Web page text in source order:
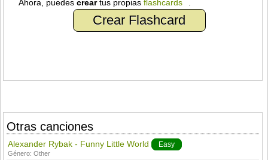
Ahora, puedescreartus propiasflashcards
Crear Flashcard
Otras canciones
Alexander Rybak - Funny Little World Easy
Género:Other